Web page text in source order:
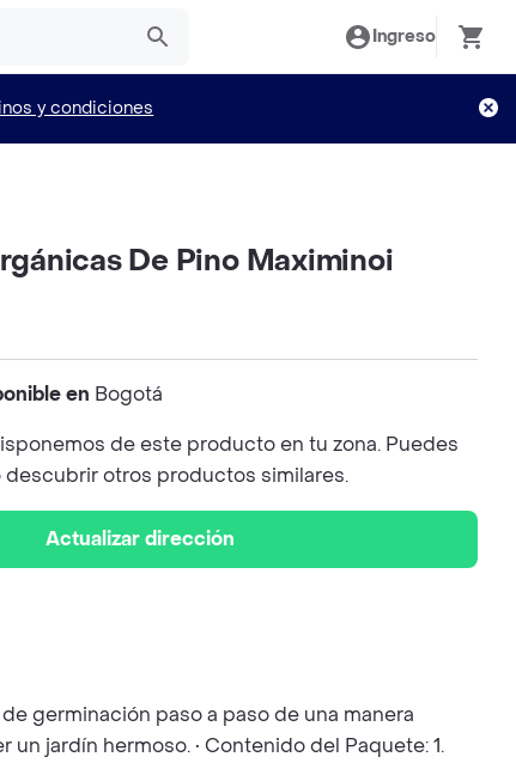
Ingreso
y condiciones
De Pino Maximinoi
en Bogotá
de este producto en tu zona. Puedes
descubrir otros productos similares.
Actualizar dirección
germinación paso a paso de una manera
jardín hermoso. • Contenido del Paquete: 1.